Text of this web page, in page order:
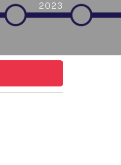
2023